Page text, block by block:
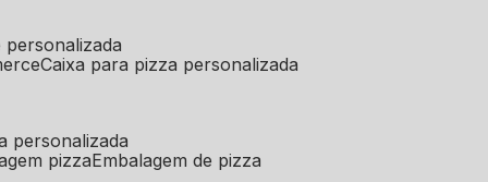
personalizada
caixa para pizza personalizada
personalizada
pizza embalagem de pizza